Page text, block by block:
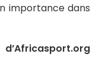
importance dans